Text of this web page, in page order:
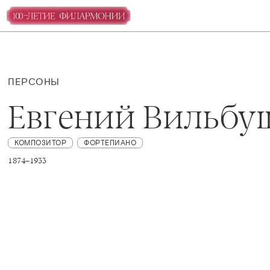
ПЕРСОНЫ
Евгений
КОМПОЗИТОР ФОРТЕПИАНО
1874–1933